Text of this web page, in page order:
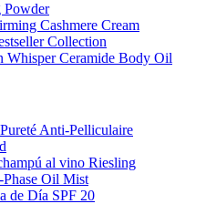
Powder
Cashmere Cream
Collection
Whisper Ceramide Body Oil
Anti-Pelliculaire
al vino Riesling
Oil Mist
de Día SPF 20